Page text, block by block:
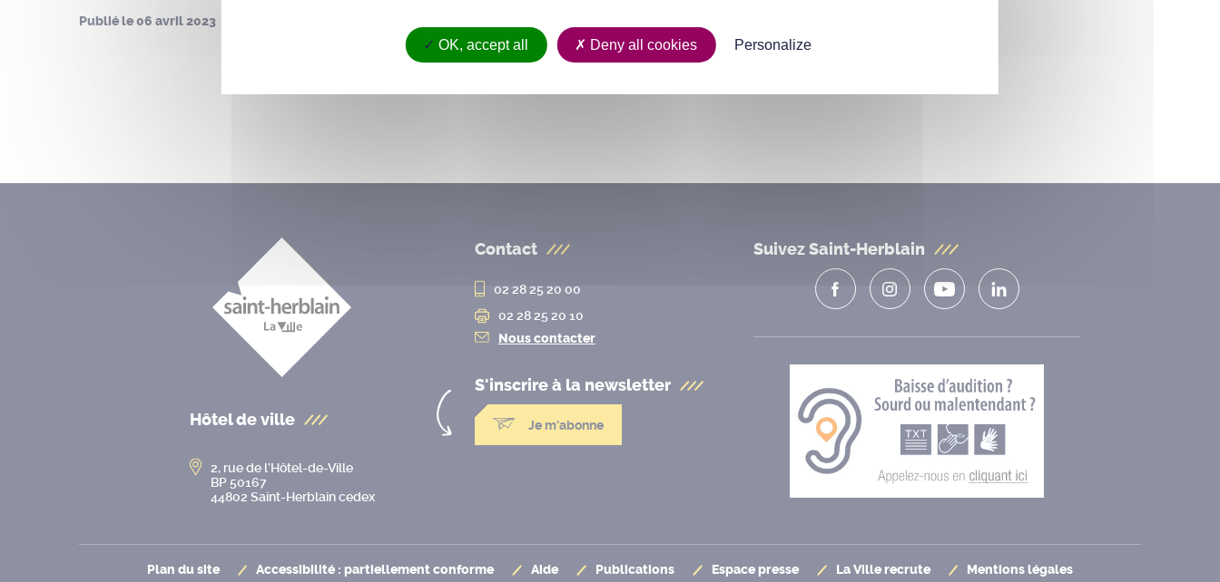
Publié le06 avril 2023
Hôtel de ville
2, rue de l’Hôtel-de-Ville
BP 50167
44802 Saint-Herblain cedex
Contact
02 28 25 20 00
02 28 25 20 10
Nous contacter
S'inscrire à la newsletter
Je m'abonne
Suivez Saint-Herblain
Plan du site Accessibilité : partiellement conforme Aide Publications Espace presse La Ville recrute
Mentions légales
OK, accept all Deny all cookies Personalize